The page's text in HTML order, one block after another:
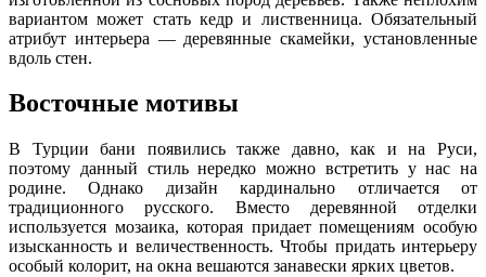
вариантом может стать кедр и лиственница. Обязательный
атрибут интерьера — деревянные скамейки, установленные
вдоль стен.
Восточные мотивы
В Турции бани появились также давно, как и на Руси,
поэтому данный стиль нередко можно встретить у нас на
родине. Однако дизайн кардинально отличается от
традиционного русского. Вместо деревянной отделки
используется мозаика, которая придает помещениям особую
изысканность и величественность. Чтобы придать интерьеру
особый колорит, на окна вешаются занавески ярких цветов.